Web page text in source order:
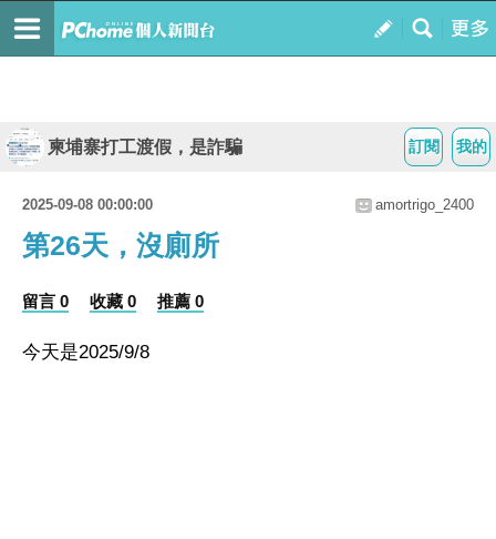
我的
訂閱
柬埔寨打工渡假，是詐騙
2025-09-08 00:00:00 amortrigo_2400
第26天，沒廁所
留言 0 收藏 0 推薦 0
今天是2025/9/8